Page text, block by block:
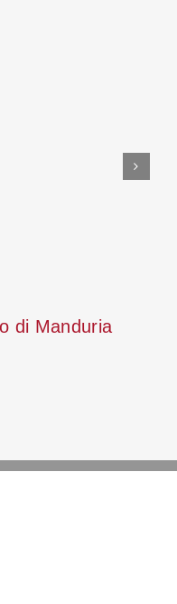
di Manduria